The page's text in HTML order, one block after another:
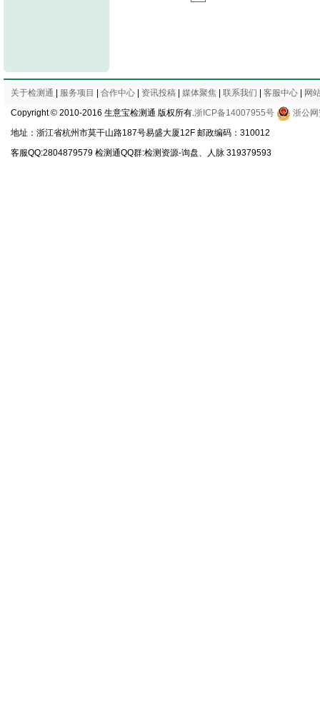
关于检测通 服务项目 合作中心 资讯投稿 媒体聚焦 联系我们 客服中心
网
Copyright © 2010-2016 生意宝检测通 版权所有.浙ICP备14007955号
浙公
地址：浙江省杭州市莫干山路187号易盛大厦12F 邮政编码：310012
客服QQ:2804879579 检测通QQ群:检测资源-询盘、人脉 319379593